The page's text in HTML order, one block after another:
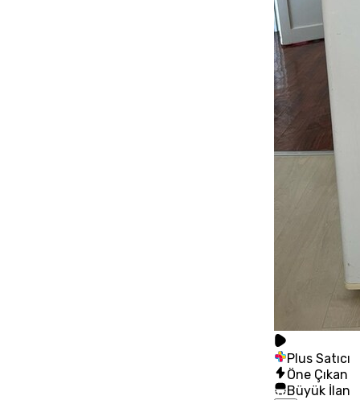
Plus Satıcı
Öne Çıkan
Büyük İlan